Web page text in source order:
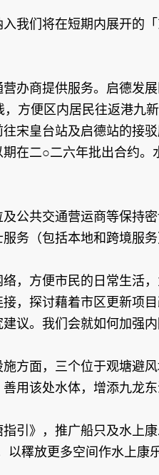
们将在短期内展开的
办商提供服务。启德发
方便区内居民往返港九
宋皇台站及启德站的接
在二○二六年批出合约
共交通营运商等保持
务（包括本地和跨境服务
，方便市民的日常生活
，探讨藉着市区更新项
议。我们会就如何加强
方面，三个位于观塘避
用该处水体，增添九龙东
》，推广船只及水上
䆁放更多空间作水上康